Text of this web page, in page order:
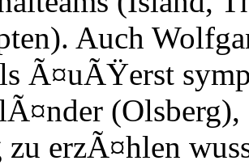
Auch
Ã¤uÃŸerst
erzÃ¤hlen